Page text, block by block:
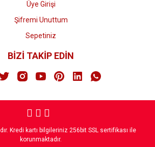
Üye Girişi
Şifremi Unuttum
Sepetiniz
BİZİ TAKİP EDİN
Kredi kartı bilgileriniz 256bit SSL sertifikası ile
korunmaktadır.